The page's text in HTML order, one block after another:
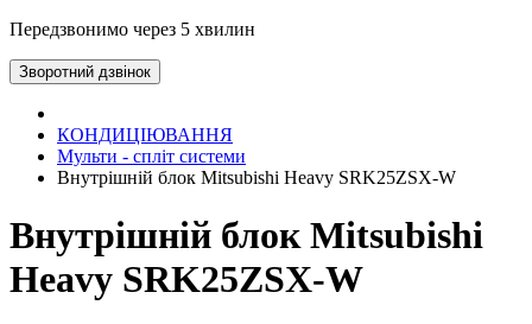
Передзвонимо через 5 хвилин
Зворотний дзвінок
КОНДИЦІЮВАННЯ
Мульти - спліт системи
Внутрішній блок Mitsubishi Heavy SRK25ZSX-W
Внутрішній блок Mitsubishi
Heavy SRK25ZSX-W